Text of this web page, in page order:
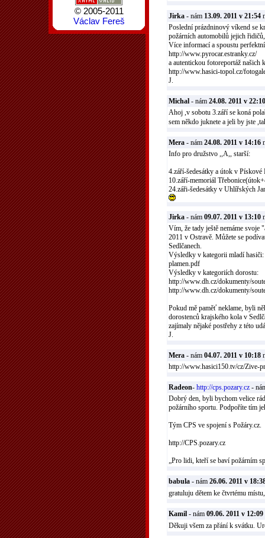
Jirka - nám 13.09. 2011 v 21:54
Poslední prázdninový víkend se
požárních automobilů jejich
Více informací a spoustu
http://www.pyrocar.estranky.cz/
a autentickou fotoreportáž našich
http://www.hasici-topol.cz/
J.
Michal - nám 24.08. 2011 v 22:10
Ahoj ,v sobotu 3.září se koná
sem někdo juknete a jeli by jste
Mera - nám 24.08. 2011 v 14:16
Info pro družstvo ,,A,, starší:
4.září-šedesátky a útok v Pískové
10.září-memoriál
24.záři-šedesátky v Uhlířských
Jirka - nám 09.07. 2011 v 13:10
Vím, že tady ještě nemáme
2011 v Ostravě. Můžete se
Sedlčanech.
Výsledky v kategorii mladí
plamen.pdf
Výsledky v kategoriích dorostu:
http://www.dh.cz/dokumenty/
http://www.dh.cz/dokumenty/
Pokud mě paměť neklame, byli
dorostenců krajského kola v
zajímaly nějaké postřehy z této
J.
Mera - nám 04.07. 2011 v 10:18
http://www.hasici150.tv/cz/Zive-
Radeon- http://cps.pozary.cz -
Dobrý den, byli bychom velice
požárního sportu. Podpoříte tím
Tým CPS ve spojení s Požáry.cz.
http://CPS.pozary.cz
„Pro lidi, kteří se baví požárním
babula - nám 26.06. 2011 v
gratuluju dětem ke čtvrtému
Kamil - nám 09.06. 2011 v 12:09
Děkuji všem za přání k svátku.
© 2005-2011
Václav Fereš